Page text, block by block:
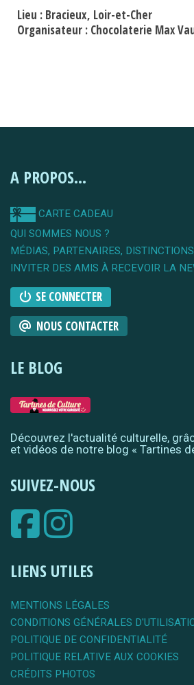
Lieu : Bracieux Loir-et-Cher
Organisateur : Chocolaterie Max
A PROPOS...
CARTE CADEAU
QUI SOMMES NOUS ?
MÉDIAS, PARTENAIRES, DISTINCTIONS
INVITER DES AMIS À RECEVOIR LA
SE CONNECTER
NOUS CONTACTER
LE BLOG
Découvrez l'actualité culturelle,
et vidéos de notre blog « Tartines
SUIVEZ-NOUS
LIENS UTILES
MENTIONS LÉGALES
CONDITIONS GÉNÉRALES
POLITIQUE DE CONFIDENTIALITÉ
POLITIQUE RELATIVE AUX COOKIES
CRÉDITS PHOTOS